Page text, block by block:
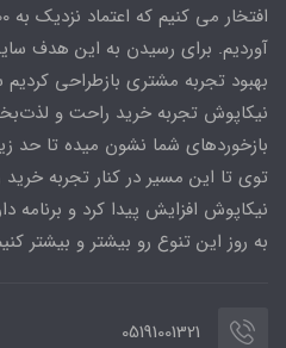
آوردیم. برای رسیدن به این هدف
بهبود تجربه مشتری بازطراحی
نیکاپوش تجربه خرید راحت و
بازخوردهای شما نشون میده تا حد
توی تا این مسیر در کنار تجربه
نیکاپوش افزایش پیدا کرد و برنامه
به روز این تنوع رو بیشتر و بیشتر
05191001321